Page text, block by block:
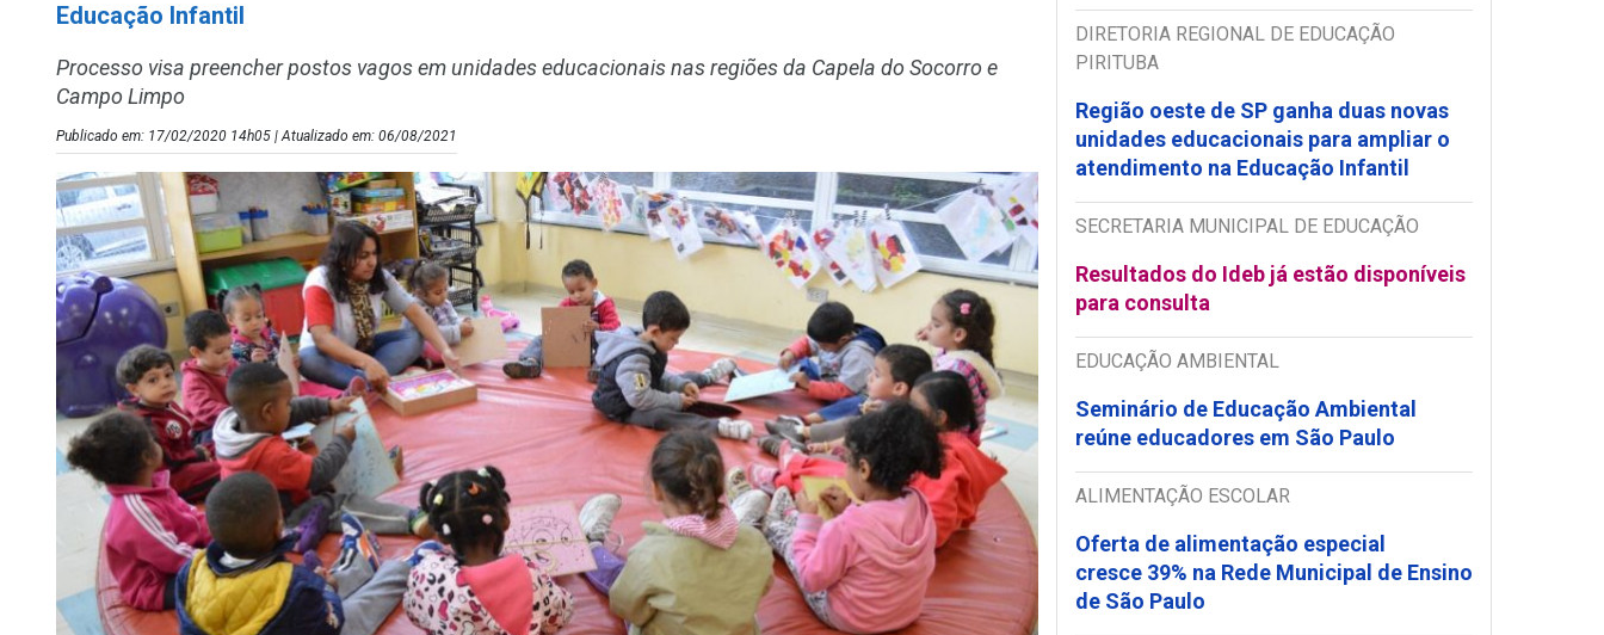
Educação Infantil
Processo visa preencher postos vagos em unidades educacionais nas regiões da Capela do Socorro e
Campo Limpo
Publicado em: 17/02/2020 14h05 | Atualizado em: 06/08/2021
DIRETORIA REGIONAL DE EDUCAÇÃO
PIRITUBA
Região oeste de SP ganha duas novas
unidades educacionais para ampliar o
atendimento na Educação Infantil
SECRETARIA MUNICIPAL DE EDUCAÇÃO
Resultados do Ideb já estão disponíveis
para consulta
EDUCAÇÃO AMBIENTAL
Seminário de Educação Ambiental
reúne educadores em São Paulo
ALIMENTAÇÃO ESCOLAR
Oferta de alimentação especial
cresce 39% na Rede Municipal de Ensino
de São Paulo